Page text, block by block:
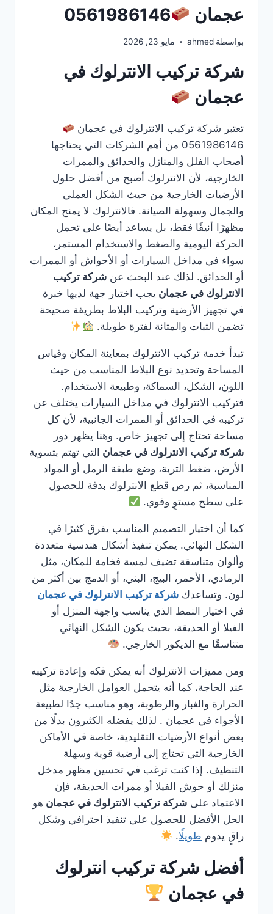
عجمان
0561986146
بواسطة ahmed مايو 23, 2026
شركة تركيب الانترلوك في
عجمان
تعتبر شركة تركيب الانترلوك في عجمان
0561986146 من أهم الشركات التي يحتاجها
أصحاب الفلل والمنازل والحدائق والممرات
الخارجية، لأن الانترلوك أصبح من أفضل حلول
الأرضيات الخارجية من حيث الشكل العملي
والجمال وسهولة الصيانة. فالانترلوك لا يمنح المكان
مظهرًا أنيقًا فقط، بل يساعد أيضًا على تحمل
الحركة اليومية والضغط والاستخدام المستمر،
سواء في مداخل السيارات أو الأحواش أو الممرات
أو الحدائق. لذلك عند البحث عن شركة تركيب
الانترلوك في عجمان يجب اختيار جهة لديها خبرة
في تجهيز الأرضية وتركيب البلاط بطريقة صحيحة
تضمن الثبات والمتانة لفترة طويلة.
تبدأ خدمة تركيب الانترلوك بمعاينة المكان وقياس
المساحة وتحديد نوع البلاط المناسب من حيث
اللون، الشكل، السماكة، وطبيعة الاستخدام.
فتركيب الانترلوك في مداخل السيارات يختلف عن
تركيبه في الحدائق أو الممرات الجانبية، لأن كل
مساحة تحتاج إلى تجهيز خاص. وهنا يظهر دور
شركة تركيب الانترلوك في عجمان التي تهتم بتسوية
الأرض، ضغط التربة، وضع طبقة الرمل أو المواد
المناسبة، ثم رص قطع الانترلوك بدقة للحصول
على سطح مستوٍ وقوي.
كما أن اختيار التصميم المناسب يفرق كثيرًا في
الشكل النهائي. يمكن تنفيذ أشكال هندسية متعددة
وألوان متناسقة تضيف لمسة فخامة للمكان، مثل
الرمادي، الأحمر، البيج، البني، أو الدمج بين أكثر من
لون. وتساعدك شركة تركيب الانترلوك في عجمان
في اختيار النمط الذي يناسب واجهة المنزل أو
الفيلا أو الحديقة، بحيث يكون الشكل النهائي
متناسقًا مع الديكور الخارجي.
ومن مميزات الانترلوك أنه يمكن فكه وإعادة تركيبه
عند الحاجة، كما أنه يتحمل العوامل الخارجية مثل
الحرارة والغبار والرطوبة، وهو مناسب جدًا لطبيعة
الأجواء في عجمان . لذلك يفضله الكثيرون بدلًا من
بعض أنواع الأرضيات التقليدية، خاصة في الأماكن
الخارجية التي تحتاج إلى أرضية قوية وسهلة
التنظيف. إذا كنت ترغب في تحسين مظهر مدخل
منزلك أو حوش الفيلا أو ممرات الحديقة، فإن
الاعتماد على شركة تركيب الانترلوك في عجمان هو
الحل الأفضل للحصول على تنفيذ احترافي وشكل
راقٍ يدوم طويلًا.
أفضل شركة تركيب انترلوك
في عجمان